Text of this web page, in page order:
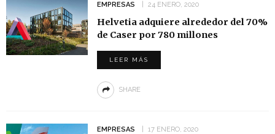
EMPRESAS 24 ENERO, 2020
Helvetia adquiere alrededor del 70%
de Caser por 780 millones
LEER MÁS
SHARE
EMPRESAS 17 ENERO, 2020